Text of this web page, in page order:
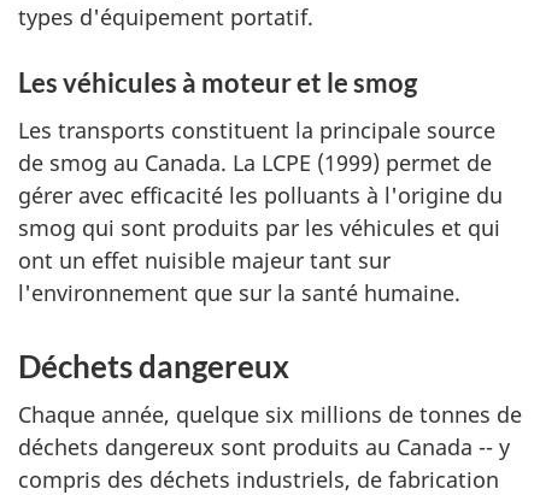
types d'équipement portatif.
Les véhicules à moteur et le smog
Les transports constituent la principale source
de smog au Canada. La LCPE (1999) permet de
gérer avec efficacité les polluants à l'origine du
smog qui sont produits par les véhicules et qui
ont un effet nuisible majeur tant sur
l'environnement que sur la santé humaine.
Déchets dangereux
Chaque année, quelque six millions de tonnes de
déchets dangereux sont produits au Canada -- y
compris des déchets industriels, de fabrication